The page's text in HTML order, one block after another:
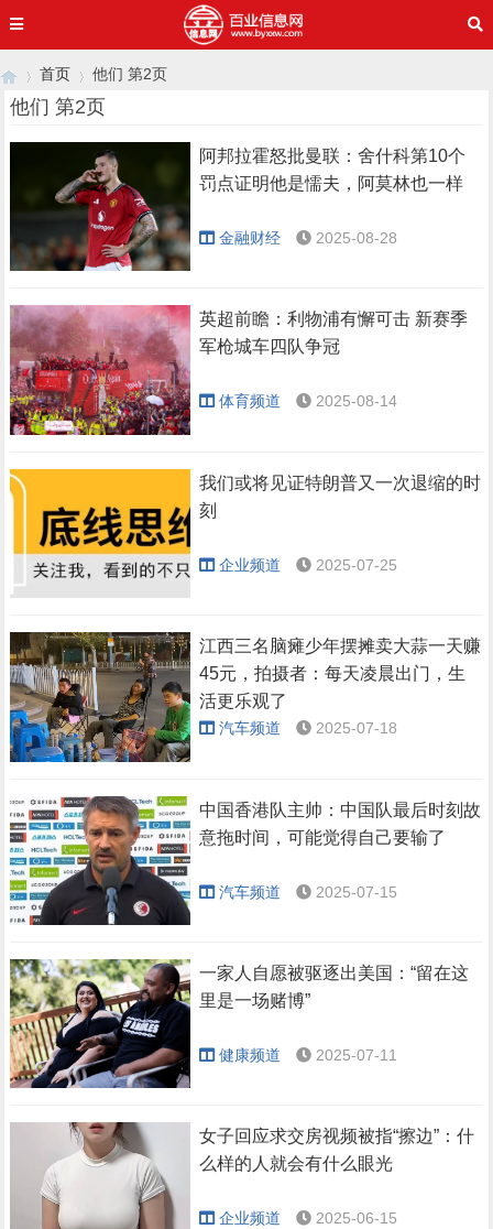
首页 他们 第2页
他们 第2页
阿邦拉霍怒批曼联：舍什科第10个
罚点证明他是懦夫，阿莫林也一样
金融财经 2025-08-28
英超前瞻：利物浦有懈可击 新赛季
军枪城车四队争冠
体育频道 2025-08-14
我们或将见证特朗普又一次退缩的时
刻
企业频道 2025-07-25
江西三名脑瘫少年摆摊卖大蒜一天赚
45元，拍摄者：每天凌晨出门，生
活更乐观了
汽车频道 2025-07-18
中国香港队主帅：中国队最后时刻故
意拖时间，可能觉得自己要输了
汽车频道 2025-07-15
一家人自愿被驱逐出美国：“留在这
里是一场赌博”
健康频道 2025-07-11
女子回应求交房视频被指“擦边”：什
么样的人就会有什么眼光
企业频道 2025-06-15